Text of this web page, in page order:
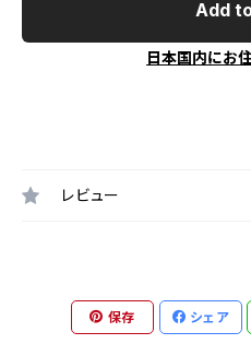
Add
日本国内にお
レビュー
保存 シェア